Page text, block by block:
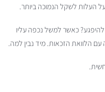
העלות לשקל הנמוכה ביותר.
כאשר למשל נכפה עליו
הלוואת הזכאות. מיד נבין למה.